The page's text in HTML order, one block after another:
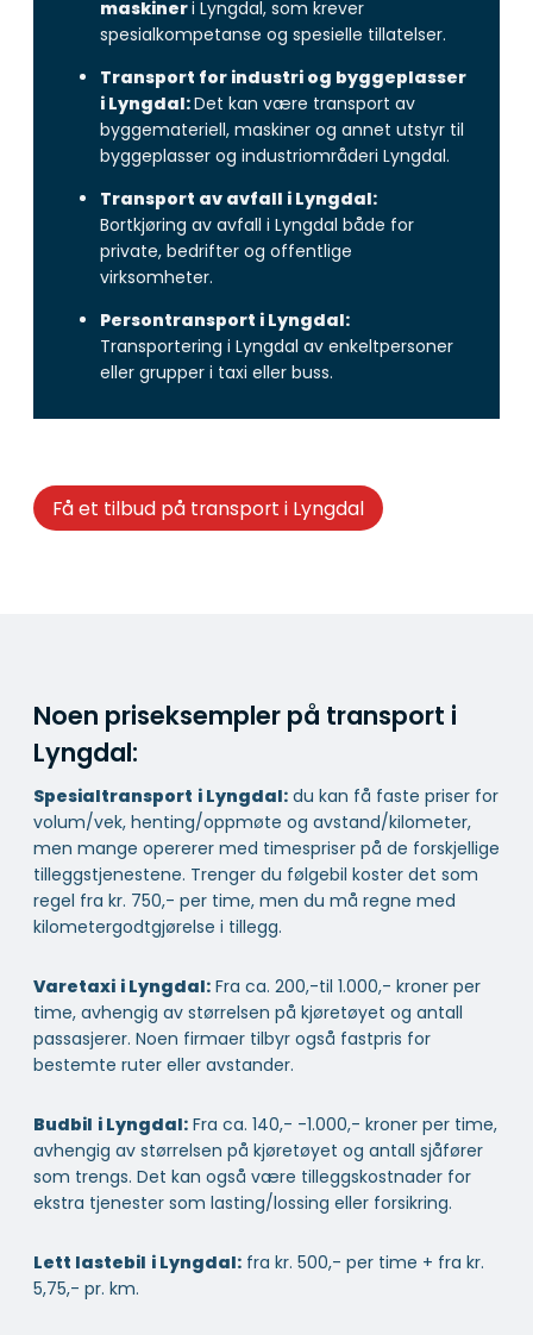
maskineri Lyngdal, som krever
spesialkompetanse og spesielle tillatelser.
Transport for industri og byggeplasser
i Lyngdal:Det kan være transport av
byggemateriell, maskiner og annet utstyr til
byggeplasser og industriområderi Lyngdal.
Transport av avfall i Lyngdal:
Bortkjøring av avfall i Lyngdal både for
private, bedrifter og offentlige
virksomheter.
Persontransport i Lyngdal:
Transportering i Lyngdal av enkeltpersoner
eller grupper i taxi eller buss.
Få et tilbud på transport i Lyngdal
Noen priseksempler på transport i
Lyngdal:
Spesialtransport i Lyngdal: du kan få faste priser for
volum/vek, henting/oppmøte og avstand/kilometer,
men mange opererer med timespriser på de forskjellige
tilleggstjenestene. Trenger du følgebil koster det som
regel fra kr. 750,- per time, men du må regne med
kilometergodtgjørelse i tillegg.
Varetaxi i Lyngdal: Fra ca. 200,-til 1.000,- kroner per
time, avhengig av størrelsen på kjøretøyet og antall
passasjerer. Noen firmaer tilbyr også fastpris for
bestemte ruter eller avstander.
Budbil i Lyngdal: Fra ca. 140,- -1.000,- kroner per time,
avhengig av størrelsen på kjøretøyet og antall sjåfører
som trengs. Det kan også være tilleggskostnader for
ekstra tjenester som lasting/lossing eller forsikring.
Lett lastebil i Lyngdal: fra kr. 500,- per time + fra kr.
5,75,- pr. km.